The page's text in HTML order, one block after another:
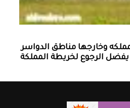
وخارجها ‏مناطق الدواسر
يفضل الرجوع لخريطة المملكة